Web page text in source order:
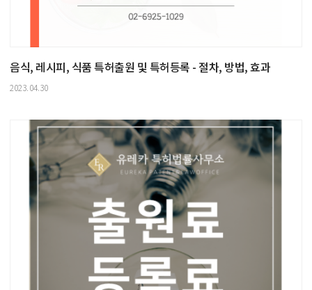
음식, 레시피, 식품 특허출원 및 특허등록 - 절차, 방법, 효과
2023.04.30